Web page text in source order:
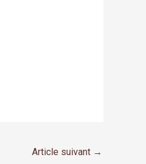
Article suivant →